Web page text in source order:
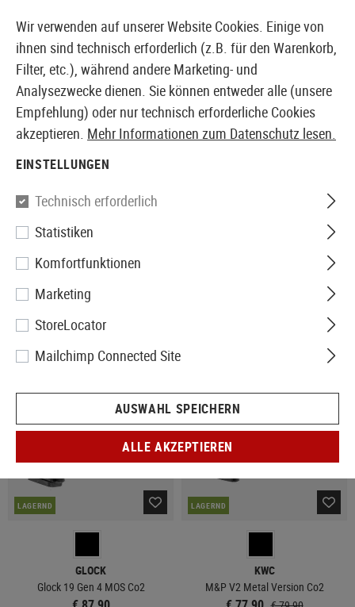
EUROPÄISCHER AIRSOFT SHOP & GROßHÄNDLER
AIRSOFT GNB PISTOLEN
27 Produkte
LAGERND
GLOCK
Glock 19 Gen 4 MOS Co2
LAGERND
KWC
M&P V2 Metal Version Co2
Wir verwenden auf unserer Website Cookies. Einige von
ihnen sind technisch erforderlich (z.B. für den Warenkorb,
Filter, etc.), während andere Marketing- und
Analysezwecke dienen. Sie können entweder alle (unsere
Empfehlung) oder nur technisch erforderliche Cookies
akzeptieren. Mehr Informationen zum Datenschutz lesen.
EINSTELLUNGEN
Technisch erforderlich
Statistiken
Komfortfunktionen
Marketing
StoreLocator
Mailchimp Connected Site
AUSWAHL SPEICHERN
ALLE AKZEPTIEREN